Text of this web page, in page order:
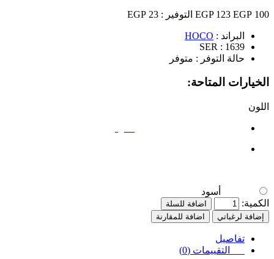
100 EGP
123 EGP التوفير : 23 EGP
البراند : HOCO
SER : 1639
حالة التوفر : متوفر
الخيارات المتاحة:
اللون
أسود
الكمية:
اضافة للسلة
إضافة لرغباتي
اضافة للمقارنة
تفاصيل
التقييمات (0)